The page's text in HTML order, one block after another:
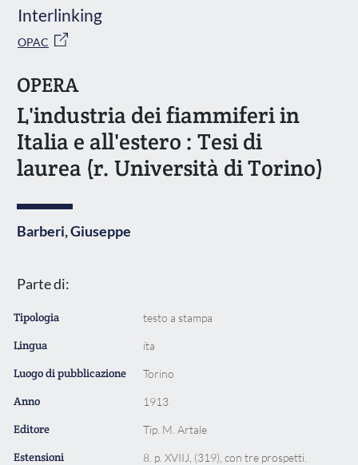
Interlinking
OPAC
OPERA
L'industria dei fiammiferi in
Italia e all'estero : Tesi di
laurea (r. Università di Torino)
Barberi, Giuseppe
Parte di:
Tipologia testo a stampa
Lingua ita
Luogo di pubblicazione Torino
Anno 1913
Editore Tip. M. Artale
Estensioni 8. p. XVIIJ, (319), con tre prospetti.